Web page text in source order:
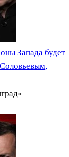
Запада будет